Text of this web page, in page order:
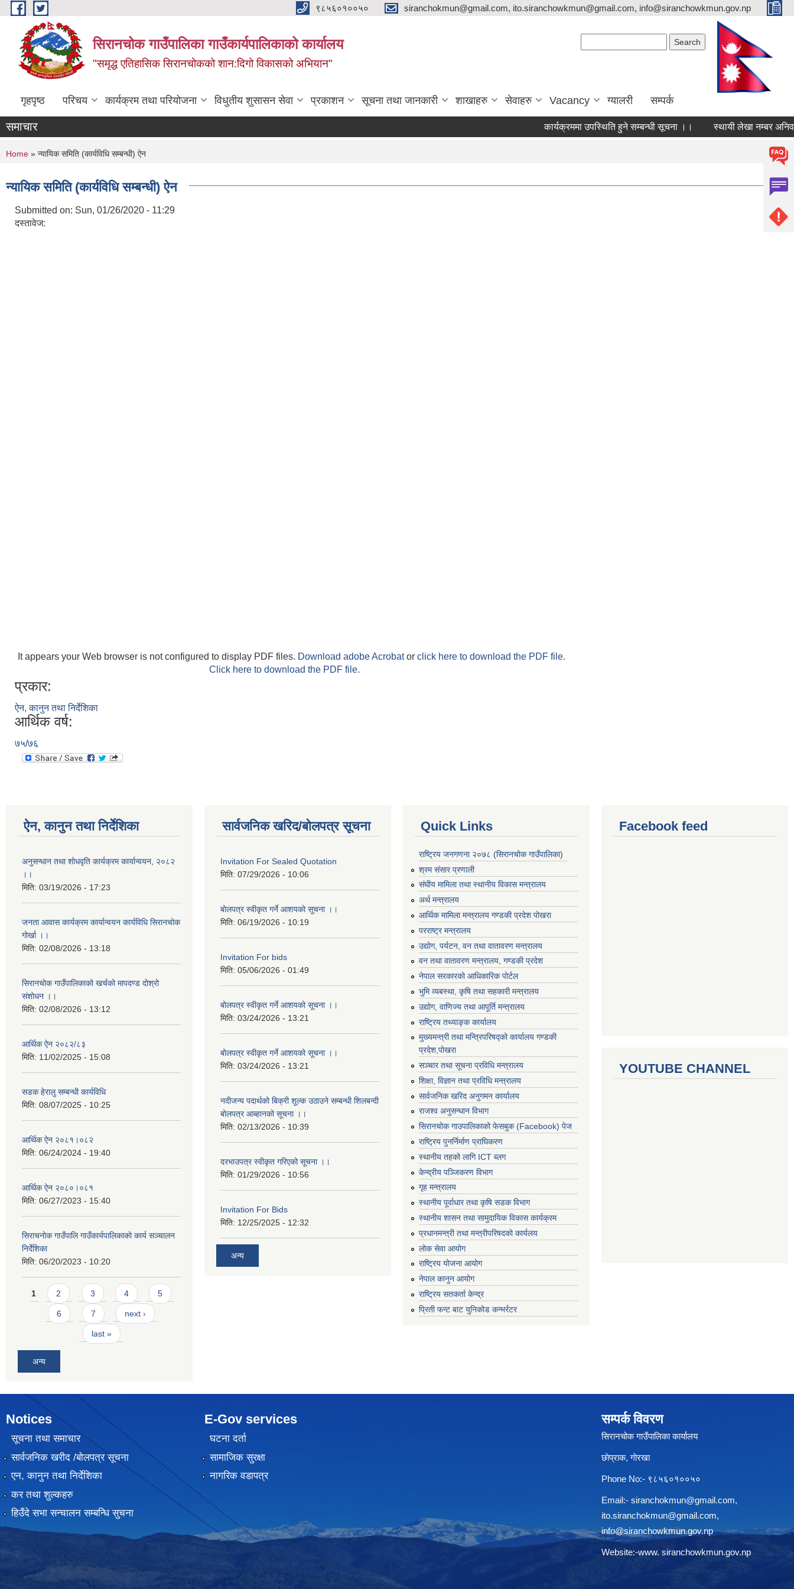
Skip to main content ९८५६०१००५० siranchokmun@gmail.com, ito.siranchowkmun@gmail.com, info@siranchowkmun.gov.np
सिरानचोक गाउँपालिका गाउँकार्यपालिकाको कार्यालय
"समृद्ध एतिहासिक सिरानचोकको शान:दिगो विकासको अभियान"
गृहपृष्ठ परिचय कार्यक्रम तथा परियोजना विधुतीय शुसासन सेवा प्रकाशन सूचना तथा जानकारी शाखाहरु सेवाहरु Vacancy ग्यालरी सम्पर्क
समाचार कार्यक्रममा उपस्थिति हुने सम्बन्धी सूचना ।। स्थायी लेखा नम्बर अनिवार्य
You are here
Home » न्यायिक समिति (कार्यविधि सम्बन्धी) ऐन
न्यायिक समिति (कार्यविधि सम्बन्धी) ऐन
Submitted on: Sun, 01/26/2020 - 11:29
दस्तावेज:
It appears your Web browser is not configured to display PDF files. Download adobe Acrobator click here to download the PDF file.
Click here to download the PDF file.
प्रकार:
ऐन, कानुन तथा निर्देशिका
आर्थिक वर्ष:
७५/७६
ऐन, कानुन तथा निर्देशिका
अनुसन्धान तथा शोधवृति कार्यक्रम कार्यान्वयन, २०८२
।।
मिति: 03/19/2026 - 17:23
जनता आवास कार्यक्रम कार्यान्वयन कार्यविधि सिरानचोक
गोर्खा ।।
मिति: 02/08/2026 - 13:18
सिरानचोक गाउँपालिकाको खर्चको मापदण्ड दोश्रो
संशोधन ।।
मिति: 02/08/2026 - 13:12
आर्थिक ऐन २०८२/८३
मिति: 11/02/2025 - 15:08
सडक हेरालु सम्बन्धी कार्यविधि
मिति: 08/07/2025 - 10:25
आर्थिक ऐन २०८१।०८२
मिति: 06/24/2024 - 19:40
आर्थिक ऐन २०८०।०८१
मिति: 06/27/2023 - 15:40
सिराचनोक गाउँपालि गाउँकार्यपालिकाको कार्य सञ्चालन
निर्देशिका
मिति: 06/20/2023 - 10:20
Pages
1 2 3 4 5
6 7 next ›
last »
अन्य
सार्वजनिक खरिद/बोलपत्र सूचना
Invitation For Sealed Quotation
मिति: 07/29/2026 - 10:06
बोलपत्र स्वीकृत गर्ने आशयको सूचना ।।
मिति: 06/19/2026 - 10:19
Invitation For bids
मिति: 05/06/2026 - 01:49
बोलपत्र स्वीकृत गर्ने आशयको सूचना ।।
मिति: 03/24/2026 - 13:21
बोलपत्र स्वीकृत गर्ने आशयको सूचना ।।
मिति: 03/24/2026 - 13:21
नदीजन्य पदार्थको बिक्री शूल्क उठाउने सम्बन्धी शिलबन्दी
बोलपत्र आब्हानको सूचना ।।
मिति: 02/13/2026 - 10:39
दरभाउपत्र स्वीकृत गरिएको सूचना ।।
मिति: 01/29/2026 - 10:56
Invitation For Bids
मिति: 12/25/2025 - 12:32
अन्य
Quick Links
राष्ट्रिय जनगणना २०७८ (सिरानचोक गाउँपालिका)
श्रम संसार प्रणाली
संघीय मामिला तथा स्थानीय विकास मन्त्रालय
अर्थ मन्त्रालय
आर्थिक मामिला मन्त्रालय गण्डकी प्रदेश पोखरा
परराष्ट्र मन्त्रालय
उद्योग, पर्यटन, वन तथा वातावरण मन्त्रालय
वन तथा वातावरण मन्त्रालय, गण्डकी प्रदेश
नेपाल सरकारको आधिकारिक पोर्टल
भुमि व्यबस्था, कृषि तथा सहकारी मन्त्रालय
उद्योग, वाणिज्य तथा आपूर्ति मन्त्रालय
राष्ट्रिय तथ्याङ्क कार्यालय
मुख्यमन्त्री तथा मन्त्रिपरिषद्को कार्यालय गण्डकी
प्रदेश,पोखरा
सञ्‍चार तथा सूचना प्रविधि मन्त्रालय
शिक्षा, विज्ञान तथा प्रविधि मन्त्रालय
सार्वजनिक खरिद अनुगमन कार्यालय
राजश्व अनुसन्धान विभाग
सिरानचोक गाउपालिकाको फेसबुक (Facebook) पेज
राष्ट्रिय पुनर्निर्माण प्राघिकरण
स्थानीय तहको लागि ICT ब्लग
केन्द्रीय पञ्जिकरण विभाग
गृह मन्त्रालय
स्थानीय पूर्वाधार तथा कृषि सडक विभाग
स्थानीय शासन तथा सामुदायिक विकास कार्यक्रम
प्रधानमन्त्री तथा मन्त्रीपरिषदको कार्यलय
लोक सेवा आयोग
राष्ट्रिय योजना आयोग
नेपाल कानुन आयोग
राष्ट्रिय सतकर्ता केन्द्र
प्रिती फन्ट बाट युनिकोड कन्भर्रटर
Facebook feed
YOUTUBE CHANNEL
Notices
सूचना तथा समाचार
सार्वजनिक खरीद /बोलपत्र सूचना
एन, कानुन तथा निर्देशिका
कर तथा शुल्कहरु
हिउँदे सभा सन्चालन सम्बन्धि सुचना
E-Gov services
घटना दर्ता
सामाजिक सुरक्षा
नागरिक वडापत्र
सम्पर्क विवरण
सिरानचोक गाउँपालिका कार्यालय
छाेप्राक, गाेरखा
Phone No:- ९८५६०१००५०
Email:- siranchokmun@gmail.com,
ito.siranchokmun@gmail.com,
info@siranchowkmun.gov.np
Website:-www. siranchowkmun.gov.np